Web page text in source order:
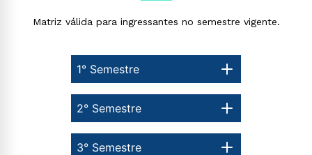
Matriz válida para ingressantes no semestre vigente.
1° Semestre
3° Semestre
2° Semestre